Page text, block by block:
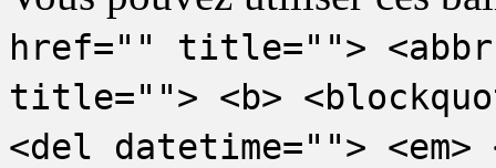
href="" title="">
title=""> <b>
<del datetime="">